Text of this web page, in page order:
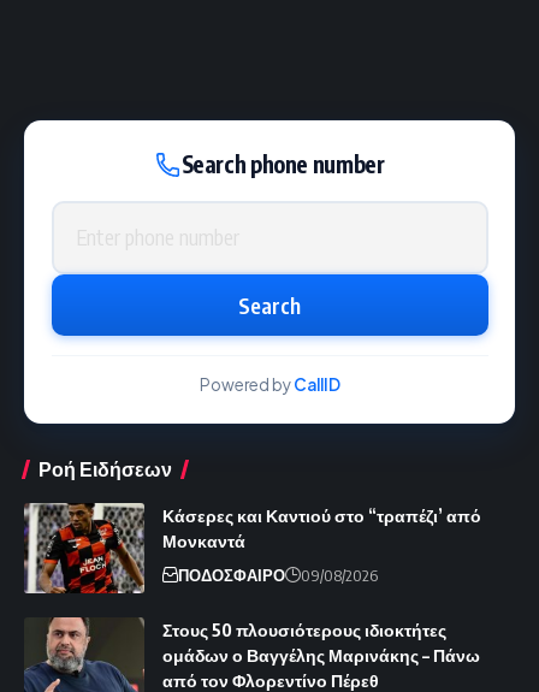
Search phone number
Phone number
Search
Powered byCallID
Ροή Ειδήσεων
Κάσερες και Καντιού στο “τραπέζι’ από
Μονκαντά
ΠΟΔΟΣΦΑΙΡΟ 09/08/2026
Στους 50 πλουσιότερους ιδιοκτήτες
ομάδων ο Βαγγέλης Μαρινάκης – Πάνω
από τον Φλορεντίνο Πέρεθ